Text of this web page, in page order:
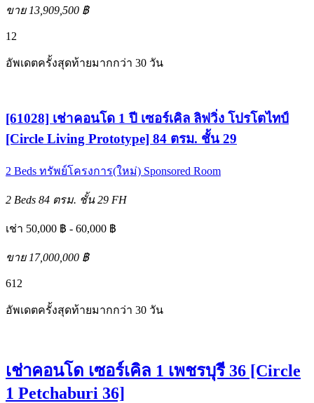
ขาย 13,909,500 ฿
12
อัพเดตครั้งสุดท้ายมากกว่า 30 วัน
[61028] เช่าคอนโด 1 ปี เซอร์เคิล ลิฟวิ่ง โปรโตไทป์
[Circle Living Prototype] 84 ตรม. ชั้น 29
2 Beds ทรัพย์โครงการ(ใหม่) Sponsored Room
2 Beds 84 ตรม. ชั้น 29 FH
เช่า 50,000 ฿ - 60,000 ฿
ขาย 17,000,000 ฿
612
อัพเดตครั้งสุดท้ายมากกว่า 30 วัน
เช่าคอนโด เซอร์เคิล 1 เพชรบุรี 36 [Circle
1 Petchaburi 36]